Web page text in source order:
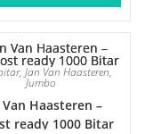
, Jan Van Haasteren,
Jumbo
Van Haasteren –
ready 1000 Bitar